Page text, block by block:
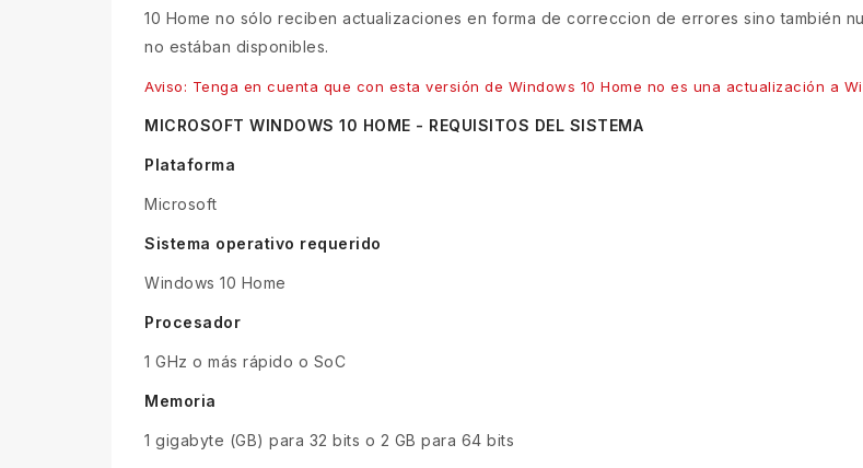
10 Home no sólo reciben actualizaciones en forma de correccion de errores sino también
no estában disponibles.
Aviso: Tenga en cuenta que con esta versión de Windows 10 Home no es una actualización a
MICROSOFT WINDOWS 10 HOME - REQUISITOS DEL SISTEMA
Plataforma
Microsoft
Sistema operativo requerido
Windows 10 Home
Procesador
1 GHz o más rápido o SoC
Memoria
1 gigabyte (GB) para 32 bits o 2 GB para 64 bits